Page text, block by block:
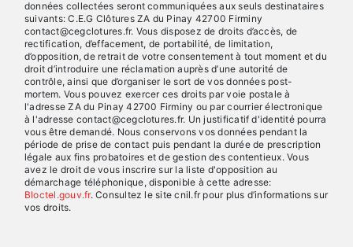
données collectées seront communiquées aux seuls destinataires
suivants: C.E.G Clôtures ZA du Pinay 42700 Firminy
contact@cegclotures.fr. Vous disposez de droits d’accès, de
rectification, d’effacement, de portabilité, de limitation,
d’opposition, de retrait de votre consentement à tout moment et du
droit d’introduire une réclamation auprès d’une autorité de
contrôle, ainsi que d’organiser le sort de vos données post-
mortem. Vous pouvez exercer ces droits par voie postale à
l'adresse ZA du Pinay 42700 Firminy ou par courrier électronique
à l'adresse contact@cegclotures.fr. Un justificatif d'identité pourra
vous être demandé. Nous conservons vos données pendant la
période de prise de contact puis pendant la durée de prescription
légale aux fins probatoires et de gestion des contentieux. Vous
avez le droit de vous inscrire sur la liste d'opposition au
démarchage téléphonique, disponible à cette adresse:
Bloctel.gouv.fr. Consultez le site cnil.fr pour plus d’informations sur
vos droits.